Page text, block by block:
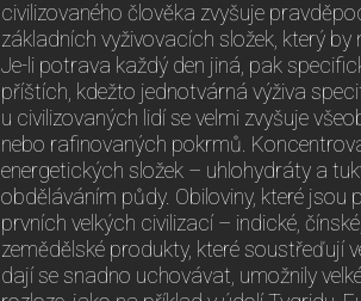
civilizovaného člověka zvyšuje
základních vyživovacích složek, který
Je-li potrava každý den jiná, pak
příštích, kdežto jednotvárná výživa
u civilizovaných lidí se velmi zvyšuje
nebo rafinovaných pokrmů.
energetických složek – uhlohydráty a
obděláváním půdy. Obiloviny, které jsou
prvních velkých civilizací – indické,
zemědělské produkty, které soustřeďují
dají se snadno uchovávat, umožnily